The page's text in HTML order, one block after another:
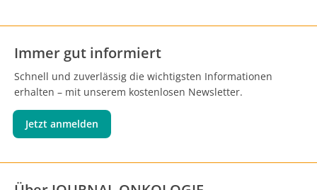
Immer gut informiert
Schnell und zuverlässig die wichtigsten Informationen
erhalten – mit unserem kostenlosen Newsletter.
Jetzt anmelden